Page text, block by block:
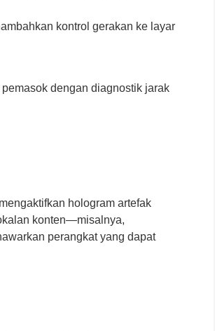
kontrol gerakan ke layar
dengan diagnostik jarak
hologram artefak
konten—misalnya,
perangkat yang dapat